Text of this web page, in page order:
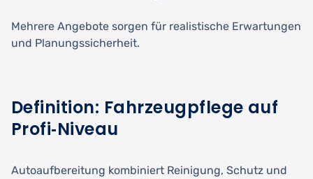
Mehrere Angebote sorgen für realistische Erwartungen
und Planungssicherheit.
Definition: Fahrzeugpflege auf
Profi‑Niveau
Autoaufbereitung kombiniert Reinigung, Schutz und